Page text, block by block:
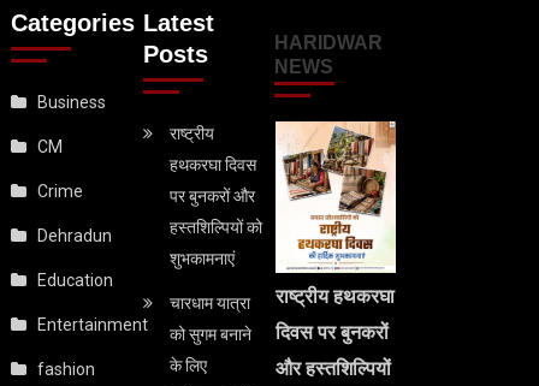
Categories
Business
CM
Crime
Dehradun
Education
Entertainment
fashion
Latest
Posts
राष्ट्रीय
हथकरघा दिवस
पर बुनकरों और
हस्तशिल्पियों को
शुभकामनाएं
चारधाम यात्रा
को सुगम बनाने
के लिए
HARIDWAR
NEWS
राष्ट्रीय हथकरघा
दिवस पर बुनकरों
और हस्तशिल्पियों